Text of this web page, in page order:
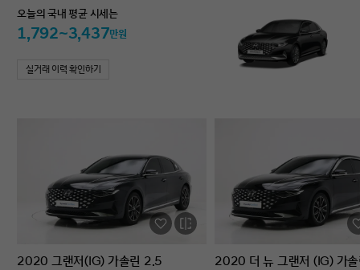
오늘의 국내 평균 시세는
1,792~3,437만원
실거래 이력 확인하기
2020 그랜저(IG) 가솔린 2.5
2020 더 뉴 그랜저 (IG) 가